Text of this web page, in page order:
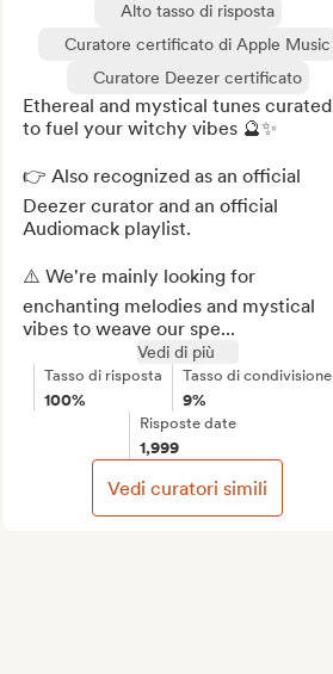
Alto tasso di risposta
Curatore certificato di Apple Music
Curatore Deezer certificato
Ethereal and mystical tunes curated
to fuel your witchy vibes 🔮✨
👉 Also recognized as an official
Deezer curator and an official
Audiomack playlist.
⚠️ We're mainly looking for
enchanting melodies and mystical
vibes to weave our spe...
Vedi di più
Tasso di risposta
100%
Tasso di condivisione
9%
Risposte date
1,999
Vedi curatori simili